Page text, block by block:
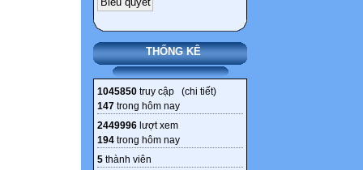
THỐNG KÊ
1045850 truy cập (chi tiết)
147 trong hôm nay
2449996 lượt xem
194 trong hôm nay
5 thành viên